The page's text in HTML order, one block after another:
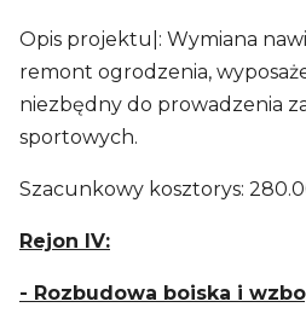
Opis projektu|: Wymiana
remont ogrodzenia,
niezbędny do prowadzenia
sportowych.
Szacunkowy kosztorys:
Rejon IV:
- Rozbudowa boiska i